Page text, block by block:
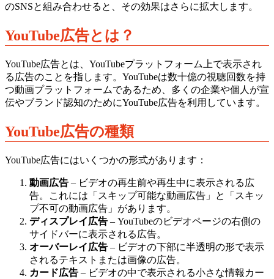
のSNSと組み合わせると、その効果はさらに拡大します。
YouTube広告とは？
YouTube広告とは、YouTubeプラットフォーム上で表示され
る広告のことを指します。YouTubeは数十億の視聴回数を持
つ動画プラットフォームであるため、多くの企業や個人が宣
伝やブランド認知のためにYouTube広告を利用しています。
YouTube広告の種類
YouTube広告にはいくつかの形式があります：
動画広告 – ビデオの再生前や再生中に表示される広
告。これには「スキップ可能な動画広告」と「スキッ
プ不可の動画広告」があります。
ディスプレイ広告 – YouTubeのビデオページの右側の
サイドバーに表示される広告。
オーバーレイ広告 – ビデオの下部に半透明の形で表示
されるテキストまたは画像の広告。
カード広告 – ビデオの中で表示される小さな情報カー